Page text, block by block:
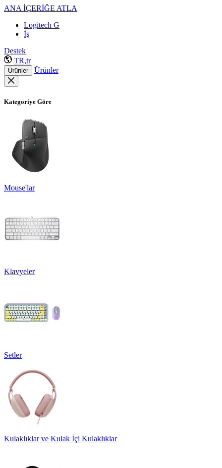
ANA İÇERİĞE ATLA
Logitech G
İş
Destek
TR,tr
Ürünler Ürünler
Kategoriye Göre
Mouse'lar
Klavyeler
Setler
Kulaklıklar ve Kulak İçi Kulaklıklar